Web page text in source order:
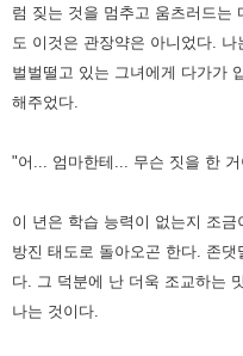
럼 짖는 것을 멈추고 움츠러드는
도 이것은 관장약은 아니었다. 나
벌벌떨고 있는 그녀에게 다가가
해주었다.
"어... 엄마한테... 무슨 짓을 한
이 년은 학습 능력이 없는지 조
방진 태도로 돌아오곤 한다. 존댓
다. 그 덕분에 난 더욱 조교하는
나는 것이다.